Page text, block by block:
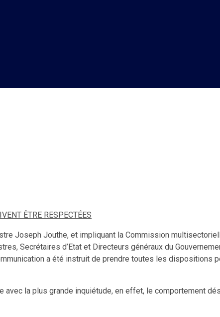
ÊTRE RESPECTÉES
Joseph Jouthe, et impliquant la Commission
Secrétaires d’Etat et Directeurs généraux du
a été instruit de prendre toutes les dispositions
la plus grande inquiétude, en effet, le comportement